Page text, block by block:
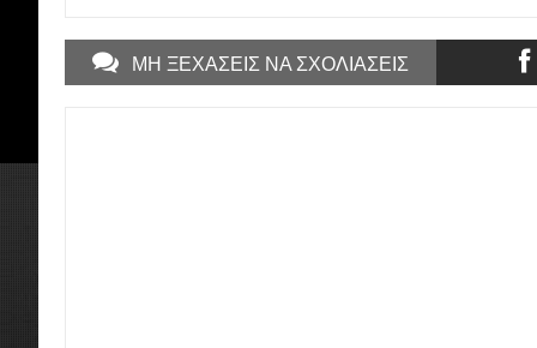
ΜΗ ΞΕΧΑΣΕΙΣ ΝΑ ΣΧΟΛΙΑΣΕΙΣ